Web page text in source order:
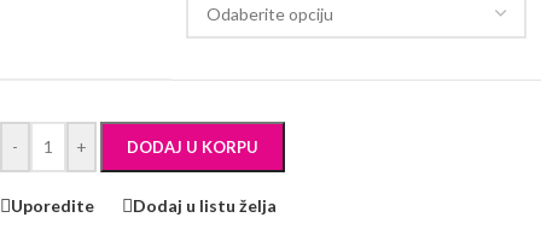
- + DODAJ U KORPU
Uporedite Dodaj u listu želja